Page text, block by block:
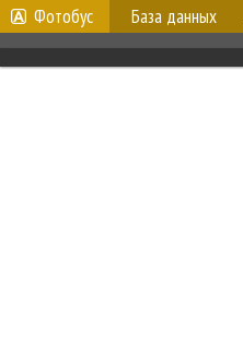
Фотобус База данных